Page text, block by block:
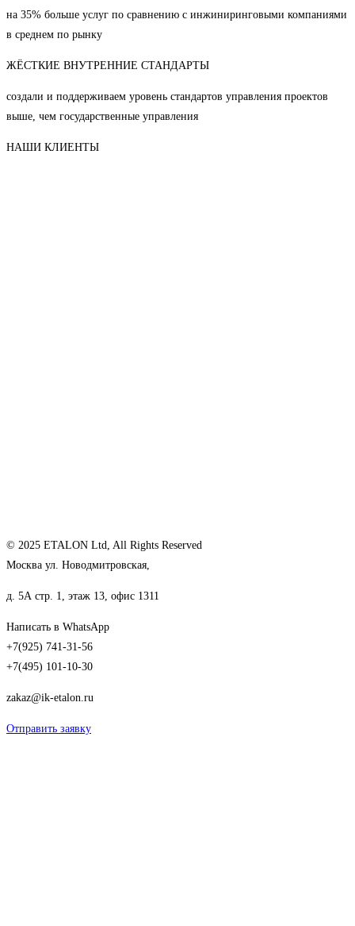
на 35% больше услуг по сравнению с инжиниринговыми компаниями
в среднем по рынку
ЖЁСТКИЕ ВНУТРЕННИЕ СТАНДАРТЫ
создали и поддерживаем уровень стандартов управления проектов
выше, чем государственные управления
НАШИ КЛИЕНТЫ
© 2025 ETALON Ltd, All Rights Reserved
Москва ул. Новодмитровская,
д. 5А стр. 1, этаж 13, офис 1311
Написать в WhatsApp
+7(925) 741-31-56
+7(495) 101-10-30
zakaz@ik-etalon.ru
Отправить заявку